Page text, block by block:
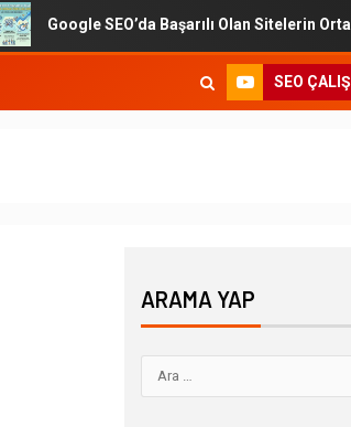
Google SEO’da Başarılı Olan Sitelerin Ortak
SEO
ARAMA YAP